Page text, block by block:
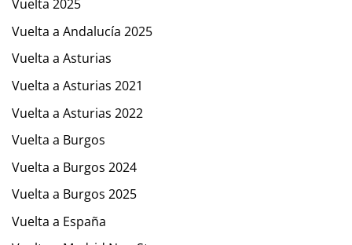
Vuelta 2025
Vuelta a Andalucía 2025
Vuelta a Asturias
Vuelta a Asturias 2021
Vuelta a Asturias 2022
Vuelta a Burgos
Vuelta a Burgos 2024
Vuelta a Burgos 2025
Vuelta a España